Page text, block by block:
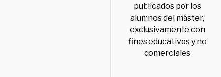
publicados por los
alumnos del máster,
exclusivamente con
fines educativos y no
comerciales